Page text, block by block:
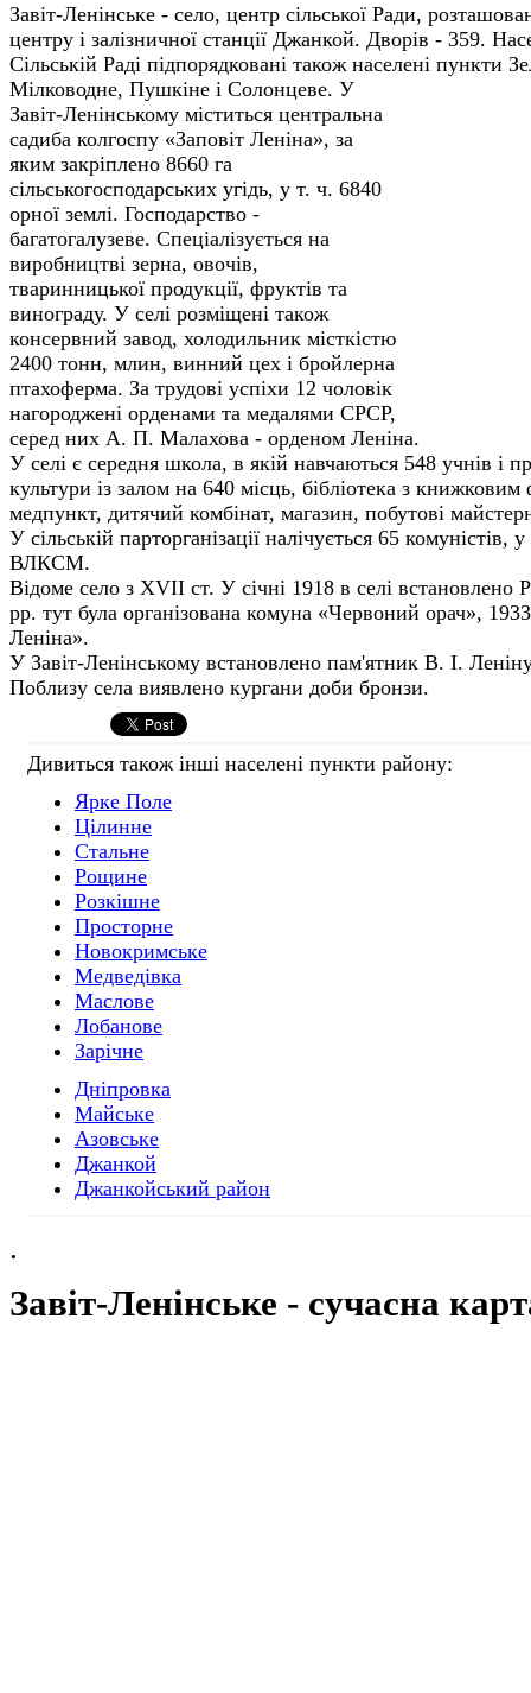
Завіт-Ленінське - село, центр сільської Ради,
центру і залізничної станції Джанкой. Дворів - 359.
Сільській Раді підпо­рядковані також населені пункти
Мілководне, Пушкіне і Солонцеве. У
Завіт-Ленінському міститься центральна
садиба колгоспу «Заповіт Леніна», за
яким за­кріплено 8660 га
сільськогосподарських угідь, у т. ч. 6840
орної землі. Господарство -
багатогалузеве. Спеціалізується на
виробництві зерна, овочів,
тваринницької продукції, фруктів та
винограду. У селі розміщені також
консервний завод, холодильник місткістю
2400 тонн, млин, винний цех і бройлерна
птахоферма. За трудові успіхи 12 чоловік
нагороджені орденами та меда­лями СРСР,
серед них А. П. Малахова - орде­ном Леніна.
У селі є середня школа, в якій навчаються 548 учнів і
культури із залом на 640 місць, бібліотека з
медпункт, дитячий комбінат, магазин, побутові
У сільській парторганізації налічується 65 комуністів,
ВЛКСМ.
Відоме село з XVII ст. У січні 1918 в селі встановлено
рр. тут була організована комуна «Червоний орач»,
Леніна».
У Завіт-Ленінському встановлено пам'ятник В. І.
Поблизу села виявлено кургани доби бронзи.
Дивиться також інші населені пункти району:
Ярке Поле
Цілинне
Стальне
Рощине
Розкішне
Просторне
Новокримське
Медведівка
Маслове
Лобанове
Зарічне
Дніпровка
Майське
Азовське
Джанкой
Джанкойський район
.
Завіт-Ленінське - cучасна